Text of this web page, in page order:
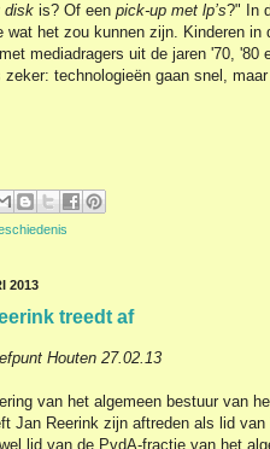
disk is? Of een pick-up met lp’s?" In
wat het zou kunnen zijn. Kinderen
mediadragers uit de jaren '70, '80
technologieën gaan snel,
2013
treedt af
Houten 27.02.13
van het algemeen bestuur van
Jan Reerink zijn aftreden als lid
lid van de PvdA-fractie van het